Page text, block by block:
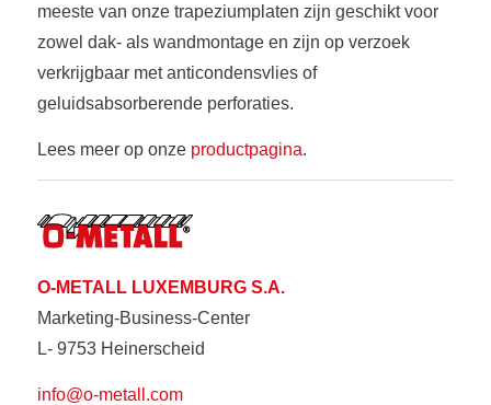
meeste van onze trapeziumplaten zijn geschikt voor
zowel dak- als wandmontage en zijn op verzoek
verkrijgbaar met anticondensvlies of
geluidsabsorberende perforaties.
Lees meer op onze productpagina.
O-METALL LUXEMBURG S.A.
Marketing-Business-Center
L- 9753 Heinerscheid
info@o-metall.com